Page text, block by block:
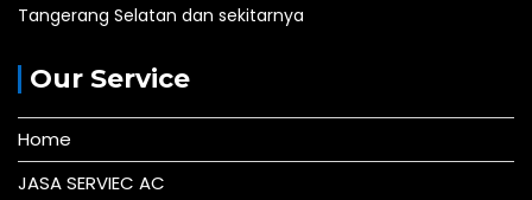
Tangerang Selatan dan sekitarnya
Our Service
Home
JASA SERVIEC AC